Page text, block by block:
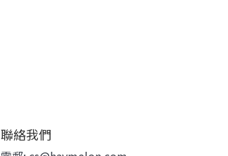
聯絡我們